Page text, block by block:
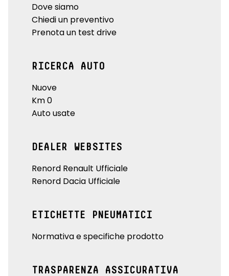
Dove siamo
Chiedi un preventivo
Prenota un test drive
RICERCA AUTO
Nuove
Km 0
Auto usate
DEALER WEBSITES
Renord Renault Ufficiale
Renord Dacia Ufficiale
ETICHETTE PNEUMATICI
Normativa e specifiche prodotto
TRASPARENZA ASSICURATIVA